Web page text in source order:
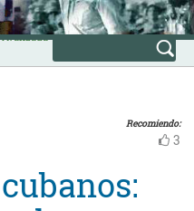
Avanzada
Recomiendo:
3